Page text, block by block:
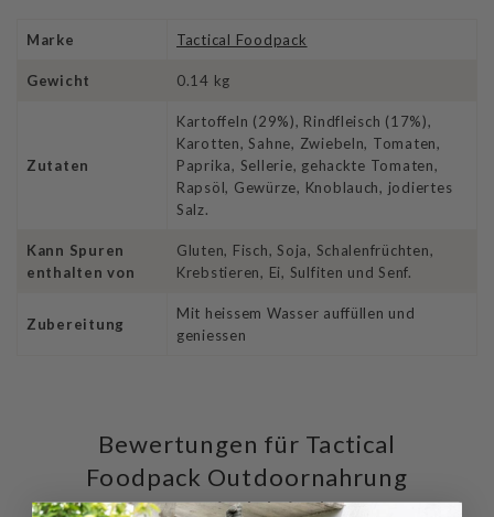
Marke Tactical Foodpack
Gewicht 0.14 kg
Zutaten
Kartoffeln (29%), Rindfleisch (17%),
Karotten, Sahne, Zwiebeln, Tomaten,
Paprika, Sellerie, gehackte Tomaten,
Rapsöl, Gewürze, Knoblauch, jodiertes
Salz.
Kann Spuren
enthalten von
Gluten, Fisch, Soja, Schalenfrüchten,
Krebstieren, Ei, Sulfiten und Senf.
Zubereitung
Mit heissem Wasser auffüllen und
geniessen
Bewertungen für Tactical
Foodpack Outdoornahrung
BIG Rindfleisch-